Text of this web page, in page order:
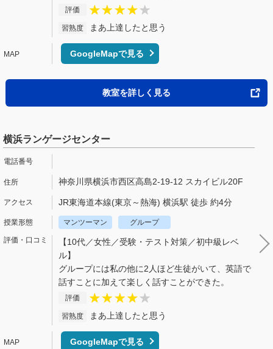
評価
習熟度 まあ上達したと思う
GoogleMapで見る
教室を詳しく見る
横浜ランゲージセンター
神奈川県横浜市西区高島2-19-12 スカイビル20F
JR東海道本線(東京～熱海) 横浜駅 徒歩 約4分
マンツーマン グループ
【10代／女性／受験・テスト対策／初中級レベ
ル】
グループには私の他に2人ほど生徒がいて、英語で
話すことに加えて楽しく話すことができた。
評価
習熟度 まあ上達したと思う
GoogleMapで見る